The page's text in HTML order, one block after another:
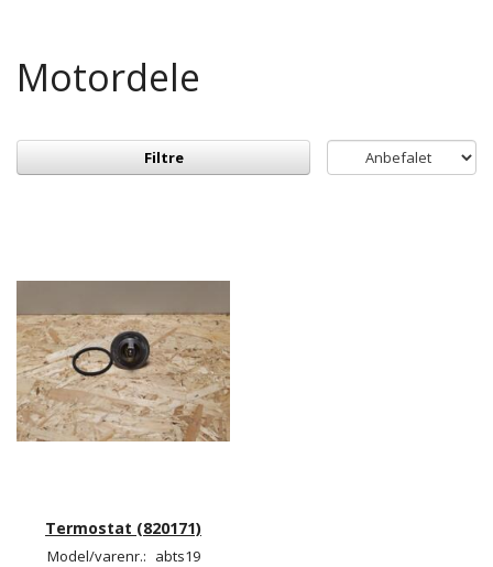
Motordele
Filtre
Termostat (820171)
Model/varenr.: abts19